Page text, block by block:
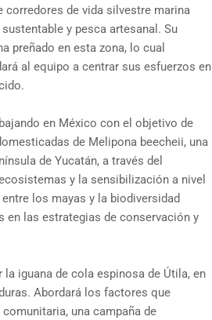
de vida silvestre marina
y pesca artesanal. Su
preñado en esta zona, lo cual
al equipo a centrar sus esfuerzos en
en México con el objetivo de
de Melipona beecheii, una
de Yucatán, a través del
y la sensibilización a nivel
los mayas y la biodiversidad
las estrategias de conservación y
iguana de cola espinosa de Útila, en
Abordará los factores que
una campaña de